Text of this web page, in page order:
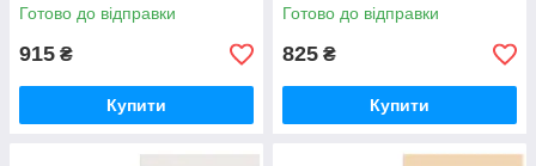
Готово до відправки
915 ₴
Купити
Готово до відправки
825 ₴
Купити